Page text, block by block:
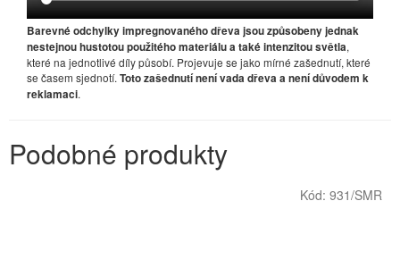
Barevné odchylky impregnovaného dřeva jsou způsobeny jednak
nestejnou hustotou použitého materiálu a také intenzitou světla,
které na jednotlivé díly působí. Projevuje se jako mírné zašednutí, které
se časem sjednotí. Toto zašednutí není vada dřeva a není důvodem k
reklamaci.
Podobné produkty
Kód: 931/SMR